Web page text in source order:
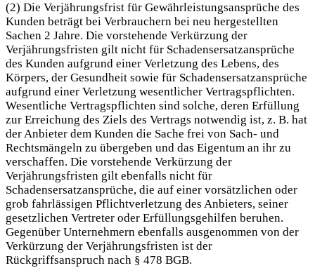
(2) Die Verjährungsfrist für Gewährleistungsansprüche des
Kunden beträgt bei Verbrauchern bei neu hergestellten
Sachen 2 Jahre. Die vorstehende Verkürzung der
Verjährungsfristen gilt nicht für Schadensersatzansprüche
des Kunden aufgrund einer Verletzung des Lebens, des
Körpers, der Gesundheit sowie für Schadensersatzansprüche
aufgrund einer Verletzung wesentlicher Vertragspflichten.
Wesentliche Vertragspflichten sind solche, deren Erfüllung
zur Erreichung des Ziels des Vertrags notwendig ist, z. B. hat
der Anbieter dem Kunden die Sache frei von Sach- und
Rechtsmängeln zu übergeben und das Eigentum an ihr zu
verschaffen. Die vorstehende Verkürzung der
Verjährungsfristen gilt ebenfalls nicht für
Schadensersatzansprüche, die auf einer vorsätzlichen oder
grob fahrlässigen Pflichtverletzung des Anbieters, seiner
gesetzlichen Vertreter oder Erfüllungsgehilfen beruhen.
Gegenüber Unternehmern ebenfalls ausgenommen von der
Verkürzung der Verjährungsfristen ist der
Rückgriffsanspruch nach § 478 BGB.